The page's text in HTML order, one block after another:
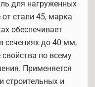
для нагруженных
стали 45, марка
обеспечивает
сечениях до 40 мм,
по всему
Применяется
строительных и